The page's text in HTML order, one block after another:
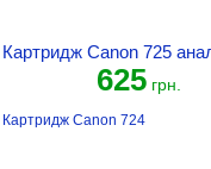
Картридж Canon 725
625грн.
Картридж Canon 724